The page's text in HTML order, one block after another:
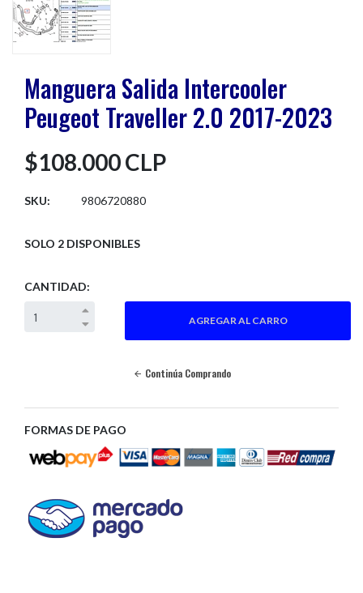
Manguera Salida Intercooler
Peugeot Traveller 2.0 2017-2023
$108.000 CLP
SKU: 9806720880
SOLO 2 DISPONIBLES
CANTIDAD:
Continúa Comprando
FORMAS DE PAGO